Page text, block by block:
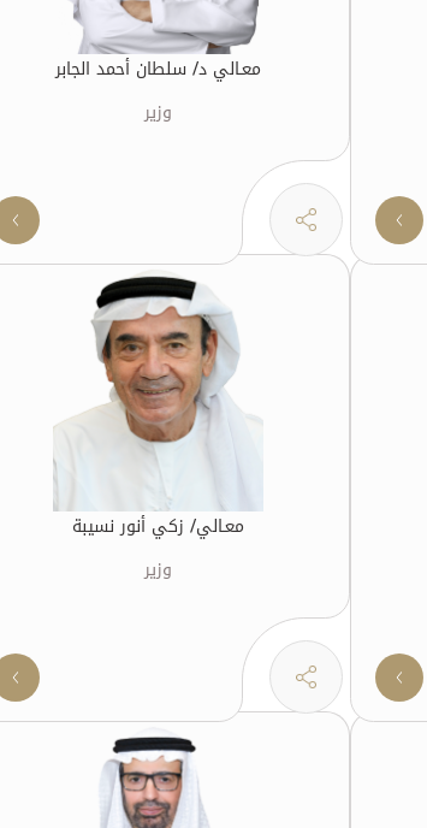
معـالي د/ سلطان أحمد الجابر
وزير
معـالي/ زكي أنور نسيبة
وزير